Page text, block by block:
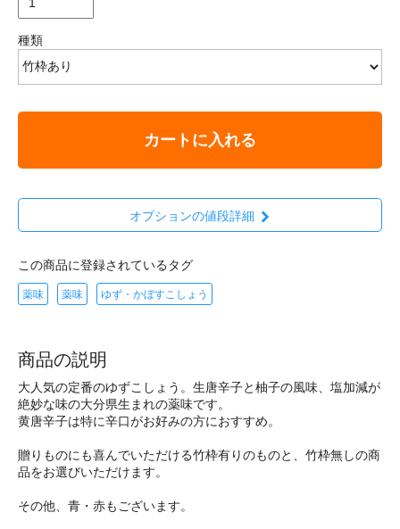
種類
カートに入れる
オプションの値段詳細
この商品に登録されているタグ
薬味 薬味 ゆず・かぼすこしょう
商品の説明
大人気の定番のゆずこしょう。生唐辛子と柚子の風味、塩加減が
絶妙な味の大分県生まれの薬味です。
黄唐辛子は特に辛口がお好みの方におすすめ。
贈りものにも喜んでいただける竹枠有りのものと、竹枠無しの商
品をお選びいただけます。
その他、青・赤もございます。